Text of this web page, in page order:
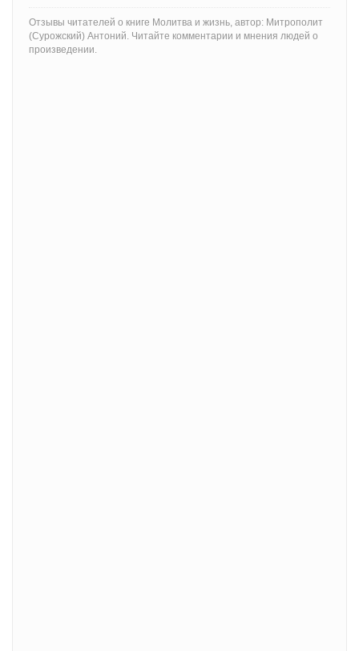
Отзывы читателей о книге Молитва и жизнь, автор: Митрополит
(Сурожский) Антоний. Читайте комментарии и мнения людей о
произведении.